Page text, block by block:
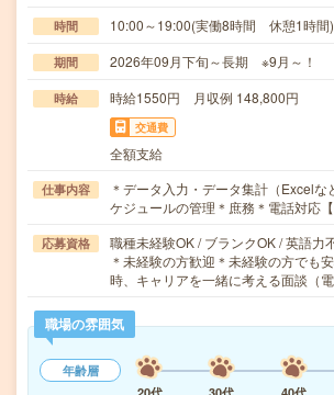
時間 10:00～19:00(実働8時間 休憩1時間)
期間 2026年09月下旬～長期 ※9月～！
時給 時給1550円 月収例 148,800円
交通費
全額支給
仕事内容
＊データ入力・データ集計（Excelな
ケジュールの管理＊庶務＊電話対応
応募資格
職種未経験OK / ブランクOK / 英語力
＊未経験の方歓迎＊未経験の方でも
時、キャリアを一緒に考える面談（
職場の雰囲気
年齢層